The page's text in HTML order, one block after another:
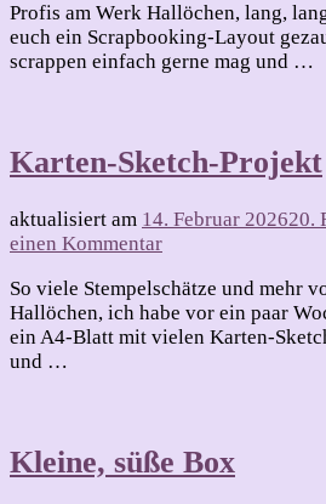
Layout
–
2026
Profis am Werk Hallöchen, lang,
euch ein Scrapbooking-Layout
scrappen einfach gerne mag und …
Karten-Sketch-Projekt
aktualisiert am 14. Februar 202620.
einen Kommentarzu
Sketch-
Projekt
So viele Stempelschätze und mehr
Hallöchen, ich habe vor ein paar
ein A4-Blatt mit vielen Karten-
und …
Kleine, süße Box